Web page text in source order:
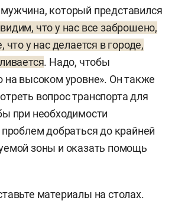
который представился
что у нас все заброшено,
что у нас делается в городе,
. Надо, чтобы
на высоком уровне». Он также
вопрос транспорта для
при необходимости
добраться до крайней
зоны и оказать помощь
материалы на столах.